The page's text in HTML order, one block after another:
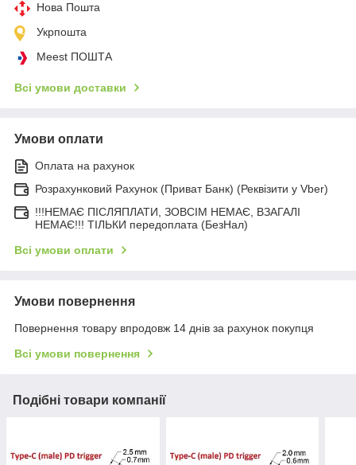
Нова Пошта
Укрпошта
Meest ПОШТА
Всі умови доставки
Умови оплати
Оплата на рахунок
Розрахунковий Рахунок (Приват Банк) (Реквізити у Vber)
!!!НЕМАЄ ПІСЛЯПЛАТИ, ЗОВСІМ НЕМАЄ, ВЗАГАЛІ
НЕМАЄ!!! ТІЛЬКИ передоплата (БезНал)
Всі умови оплати
Умови повернення
Повернення товару впродовж 14 днів за рахунок покупця
Всі умови повернення
Подібні товари компанії